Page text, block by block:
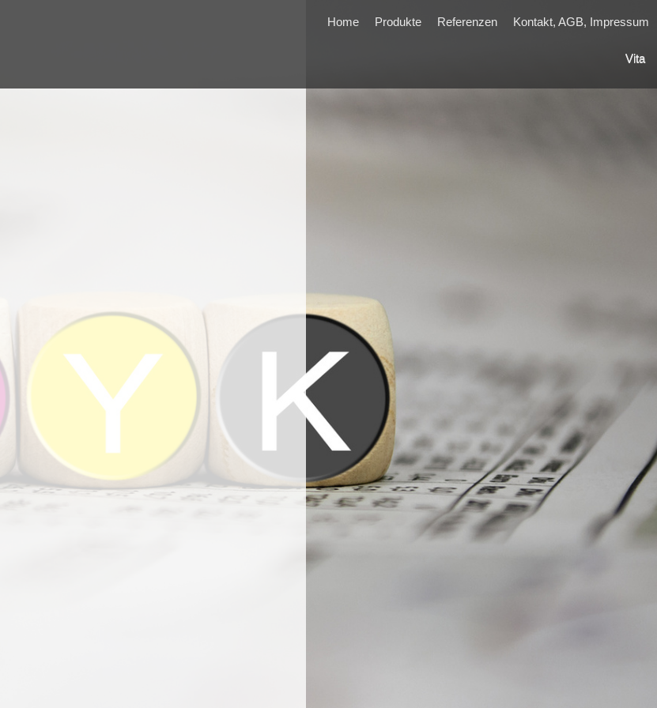
Home Produkte Referenzen Kontakt, AGB, Impressum
Vita